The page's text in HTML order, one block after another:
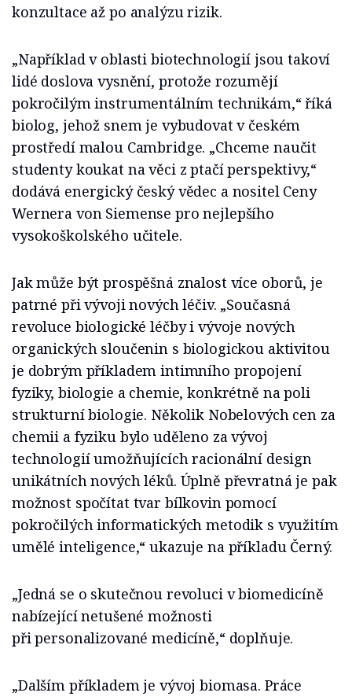
konzultace až po analýzu rizik.
„Například v oblasti biotechnologií jsou takoví
lidé doslova vysnění, protože rozumějí
pokročilým instrumentálním technikám,“ říká
biolog, jehož snem je vybudovat v českém
prostředí malou Cambridge. „Chceme naučit
studenty koukat na věci z ptačí perspektivy,“
dodává energický český vědec a nositel Ceny
Wernera von Siemense pro nejlepšího
vysokoškolského učitele.
Jak může být prospěšná znalost více oborů, je
patrné při vývoji nových léčiv. „Současná
revoluce biologické léčby i vývoje nových
organických sloučenin s biologickou aktivitou
je dobrým příkladem intimního propojení
fyziky, biologie a chemie, konkrétně na poli
strukturní biologie. Několik Nobelových cen za
chemii a fyziku bylo uděleno za vývoj
technologií umožňujících racionální design
unikátních nových léků. Úplně převratná je pak
možnost spočítat tvar bílkovin pomocí
pokročilých informatických metodik s využitím
umělé inteligence,“ ukazuje na příkladu Černý.
„Jedná se o skutečnou revoluci v biomedicíně
nabízející netušené možnosti
při personalizované medicíně,“ doplňuje.
„Dalším příkladem je vývoj biomasa. Práce